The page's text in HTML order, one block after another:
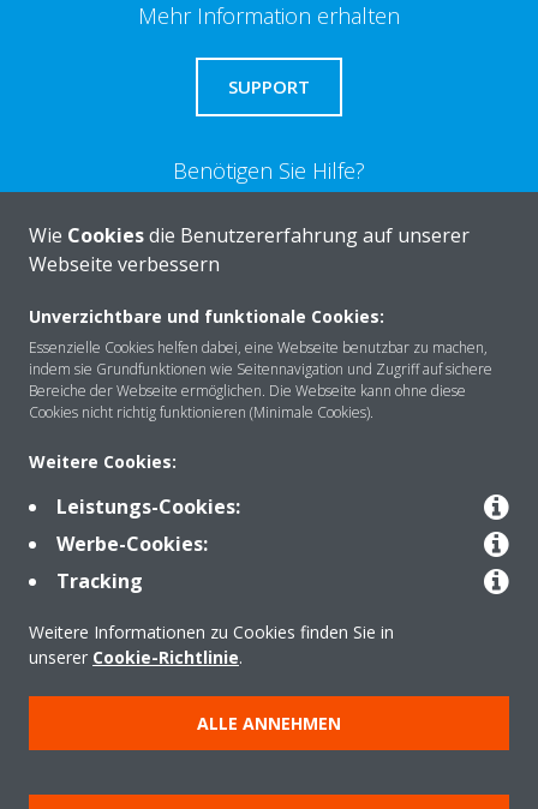
Mehr Information erhalten
SUPPORT
Benötigen Sie Hilfe?
KONTAKTIEREN SIE UNS
Über DAIKIN
Anwendungsbereiche
Kontakt
Produkte
Copyright © Daikin
Impressum
Hinweis zu Cookies Datenschutzrichtlinie
Wie Cookiesdie Benutzererfahrung auf unserer
Webseite verbessern
Unverzichtbare und funktionale Cookies:
Essenzielle Cookies helfen dabei, eine Webseite benutzbar zu machen,
indem sie Grundfunktionen wie Seitennavigation und Zugriff auf sichere
Bereiche der Webseite ermöglichen. Die Webseite kann ohne diese
Cookies nicht richtig funktionieren (Minimale Cookies).
Weitere Cookies:
Leistungs-Cookies:
Werbe-Cookies:
Tracking
Weitere Informationen zu Cookies finden Sie in
unserer Cookie-Richtlinie.
ALLE ANNEHMEN